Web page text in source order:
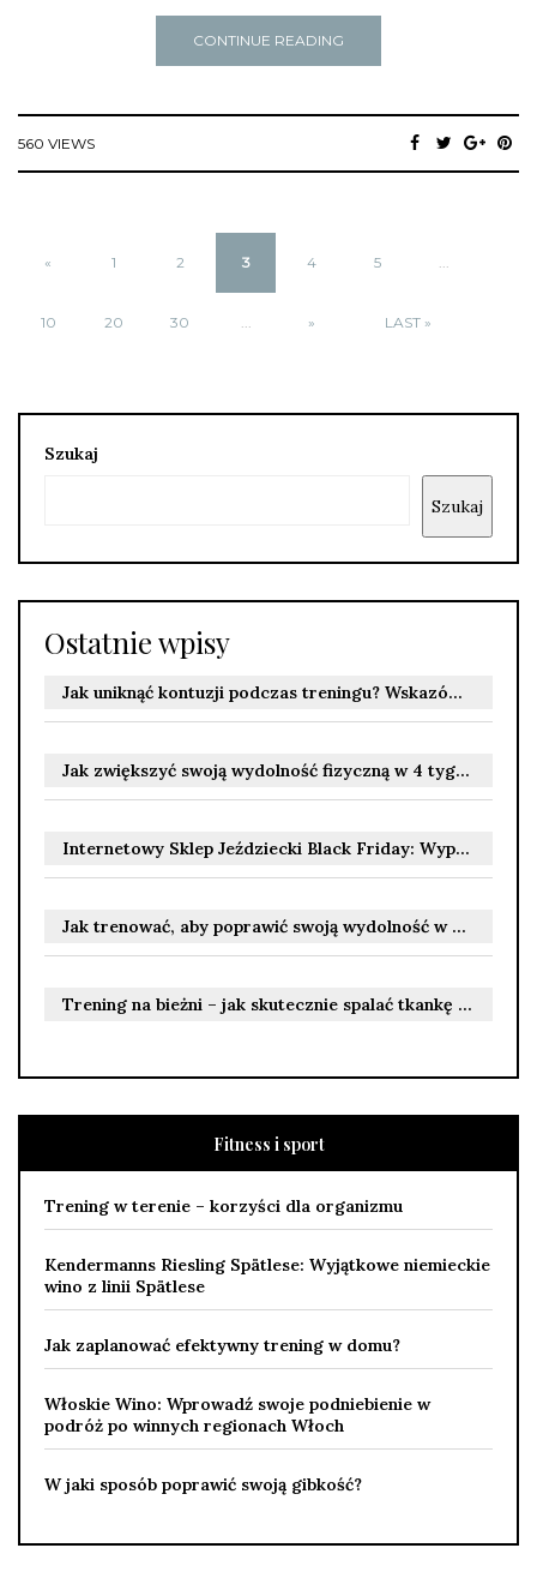
CONTINUE READING
560 VIEWS
« 1 2 3 4 5 ...
10 20 30 ... » LAST »
Szukaj
Szukaj
Ostatnie wpisy
Jak uniknąć kontuzji podczas treningu? Wskazówki bezpiecznego ćwiczenia
Jak zwiększyć swoją wydolność fizyczną w 4 tygodnie
Internetowy Sklep Jeździecki Black Friday: Wyprzedaż w internetowym sklepie jeździeckim
Jak trenować, aby poprawić swoją wydolność w pilce nożnej?
Trening na bieżni – jak skutecznie spalać tkankę tłuszczową?
Fitness i sport
Trening w terenie – korzyści dla organizmu
Kendermanns Riesling Spätlese: Wyjątkowe niemieckie
wino z linii Spätlese
Jak zaplanować efektywny trening w domu?
Włoskie Wino: Wprowadź swoje podniebienie w
podróż po winnych regionach Włoch
W jaki sposób poprawić swoją gibkość?